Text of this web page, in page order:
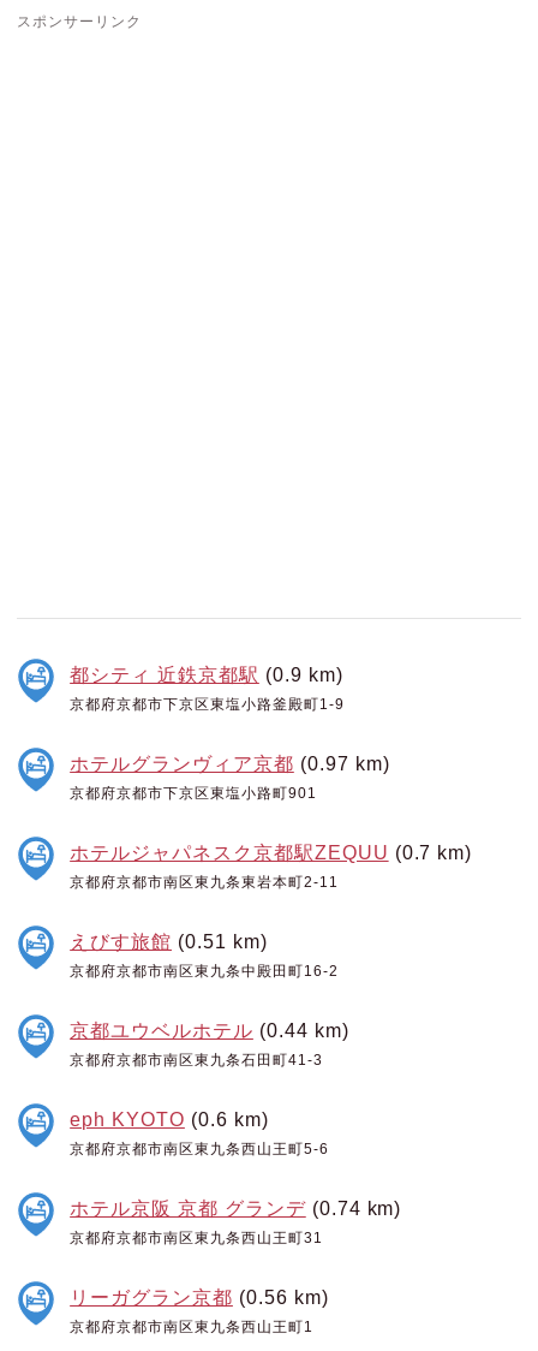
スポンサーリンク
都シティ 近鉄京都駅 (0.9 km)
京都府京都市下京区東塩小路釜殿町1-9
ホテルグランヴィア京都 (0.97 km)
京都府京都市下京区東塩小路町901
ホテルジャパネスク京都駅ZEQUU (0.7 km)
京都府京都市南区東九条東岩本町2-11
えびす旅館 (0.51 km)
京都府京都市南区東九条中殿田町16-2
京都ユウベルホテル (0.44 km)
京都府京都市南区東九条石田町41-3
eph KYOTO (0.6 km)
京都府京都市南区東九条西山王町5-6
ホテル京阪 京都 グランデ(0.74 km)
京都府京都市南区東九条西山王町31
リーガグラン京都 (0.56 km)
京都府京都市南区東九条西山王町1